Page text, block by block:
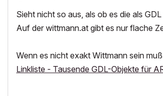
Sieht nicht so aus, als ob es die als
Auf der wittmann.at gibt es nur flache
Wenn es nicht exakt Wittmann sein
Linkliste - Tausende GDL-Objekte für